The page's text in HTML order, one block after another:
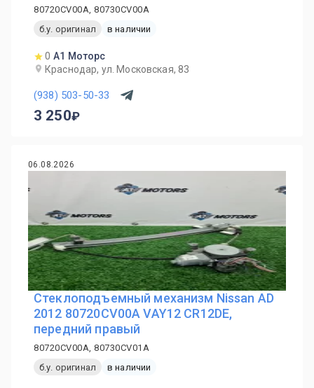
80720CV00A, 80730CV00A
б.у. оригинал
в наличии
0 А1 Моторс
Краснодар, ул. Московская, 83
(938) 503-50-33
3 250
06.08.2026
Стеклоподъемный механизм Nissan AD
2012 80720CV00A VAY12 CR12DE,
передний правый
80720CV00A, 80730CV01A
б.у. оригинал
в наличии